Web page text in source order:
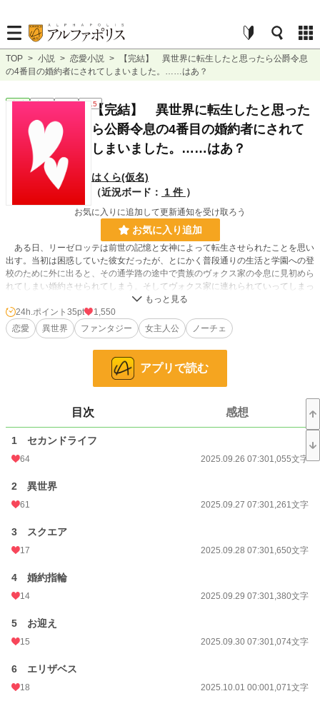
TOP > 小説 > 恋愛小説 >
【完結】 異世界に転生したと思ったら公爵令息
の4番目の婚約者にされてしまいました。……はあ？
恋愛 完結 長編 R15【完結】 異世界に転生したと思った
ら公爵令息の4番目の婚約者にされて
しまいました。……はあ？
はくら(仮名)
（近況ボード：
1 件 ）
お気に入りに追加して更新通知を受け取ろう
お気に入り追加
ある日、リーゼロッテは前世の記憶と女神によって転生させられたことを思い
出す。当初は困惑していた彼女だったが、とにかく普段通りの生活と学園への登
校のために外に出ると、その通学路の途中で貴族のヴォクス家の令息に見初めら
れてしまい婚約させられてしまう。そしてヴォクス家に連れられていってしまっ
た彼女が聞かされたのは、自分が4番目の婚約者であるという事実だった。
※本作は別ペンネームで『小説家になろう』にも掲載しています。
19,104 位 / 228,744 件
8,307 位 / 66,363 件
24h.ポイント
文字数
更新日時
初回公開日時 2025.09.26 07:30
初回完結日時
週間ポイント 1,829 pt (5,270 位)
年間ポイント
24h.ポイント 35pt
1,550
恋愛
異世界 ファンタジー 女主人公 ノーチェ
アプリで読む
目次 感想
1 セカンドライフ
64 2025.09.26 07:301,055文字
2 異世界
61 2025.09.27 07:301,261文字
3 スクエア
17 2025.09.28 07:301,650文字
4 婚約指輪
14 2025.09.29 07:301,380文字
5 お迎え
15 2025.09.30 07:301,074文字
6 エリザベス
18 2025.10.01 00:001,071文字